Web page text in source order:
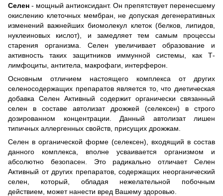
Cелен - мощный антиоксидант. Он препятствует перенесшему
окислению клеточных мембран, не допуская дегенеративных
изменений важнейших биомолекул клеток (белков, липидов,
нуклеиновых кислот), и замедляет тем самым процессы
старения организма. Селен увеличивает образование и
активность таких защитников иммунной системы, как Т-
лимфоциты, антитела, макрофаги, интерферон.
Основным отличием настоящего комплекса от других
селеносодержащих препаратов является то, что диетическая
добавка Селен Активный содержит органически связанный
селен в составе автолизат дрожжей (селексен) в строго
дозированном концентрации. Данный автолизат лишен
типичных аллергенных свойств, присущих дрожжам.
Селен в органической форме (селексен), входящий в состав
данного комплекса, вполне усваивается организмом и
абсолютно безопасен. Это радикально отличает Селен
Активный от других препаратов, содержащих неорганический
селен, который, обладая нежелательной побочным
действием, может нанести вред Вашему здоровью.